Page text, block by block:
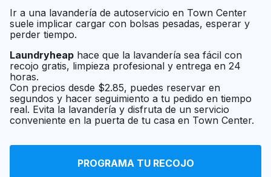
Summers Laundry Ir al sitio web
Ir a una lavandería de autoservicio en Town Center
suele implicar cargar con bolsas pesadas, esperar y
perder tiempo.
Laundryheap hace que la lavandería sea fácil con
recojo gratis, limpieza profesional y entrega en 24
horas.
Con precios desde $2.85, puedes reservar en
segundos y hacer seguimiento a tu pedido en tiempo
real. Evita la lavandería y disfruta de un servicio
conveniente en la puerta de tu casa en Town Center.
PROGRAMA TU RECOJO